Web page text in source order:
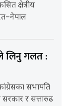
क्षेत्रीय
लिनु गलत :
सभापति
सरकार र सत्तारुढ